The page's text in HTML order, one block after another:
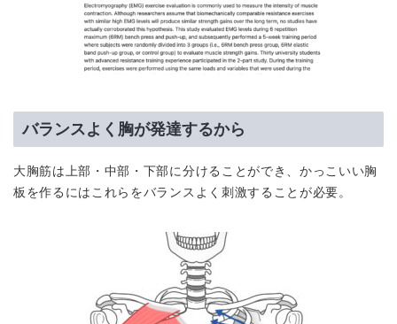
バランスよく胸が発達するから
大胸筋は上部・中部・下部に分けることができ、かっこいい胸
板を作るにはこれらをバランスよく刺激することが必要。